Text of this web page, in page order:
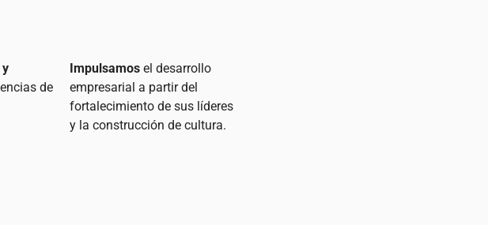
de
Impulsamos el desarrollo
empresarial a partir del
fortalecimiento de sus líderes
y la construcción de cultura.